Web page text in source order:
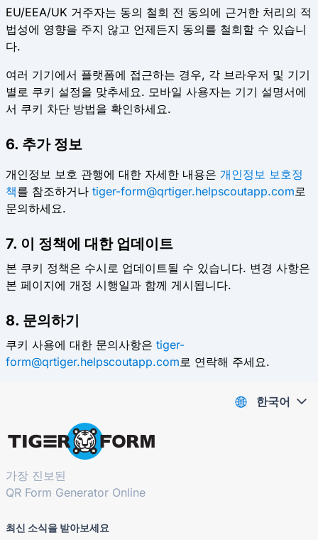
EU/EEA/UK 거주자는 동의 철회 전 동의에 근거한 처리의 적
법성에 영향을 주지 않고 언제든지 동의를 철회할 수 있습니
다.
여러 기기에서 플랫폼에 접근하는 경우, 각 브라우저 및 기기
별로 쿠키 설정을 맞추세요. 모바일 사용자는 기기 설명서에
서 쿠키 차단 방법을 확인하세요.
6. 추가 정보
개인정보 보호 관행에 대한 자세한 내용은 개인정보 보호정
책를 참조하거나 tiger-form@qrtiger.helpscoutapp.com로
문의하세요.
7. 이 정책에 대한 업데이트
본 쿠키 정책은 수시로 업데이트될 수 있습니다. 변경 사항은
본 페이지에 개정 시행일과 함께 게시됩니다.
8. 문의하기
쿠키 사용에 대한 문의사항은 tiger-
form@qrtiger.helpscoutapp.com로 연락해 주세요.
가장 진보된
QR Form Generator Online
최신 소식을 받아보세요
한국어